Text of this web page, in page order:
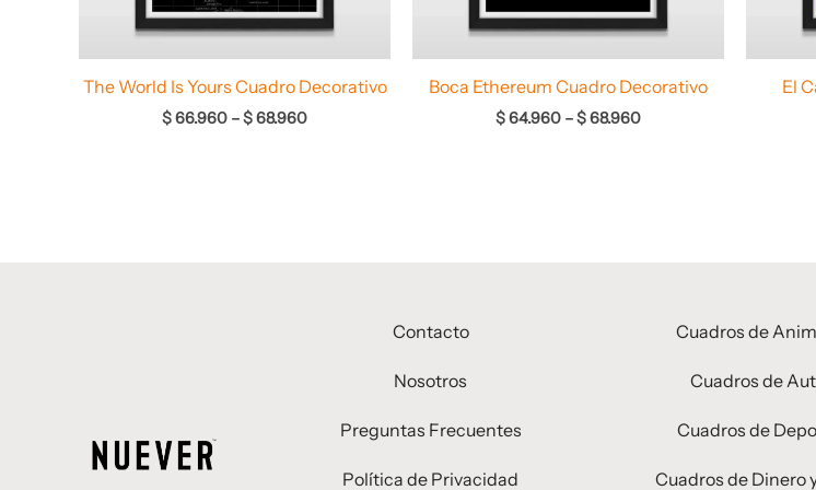
The World Is Yours Cuadro Decorativo
$66.960 –$68.960
Boca Ethereum Cuadro Decorativo
$64.960 –$68.960
El
Contacto
Nosotros
Preguntas Frecuentes
Política de Privacidad
Cuadros de
Cuadros de
Cuadros de
Cuadros de Dinero